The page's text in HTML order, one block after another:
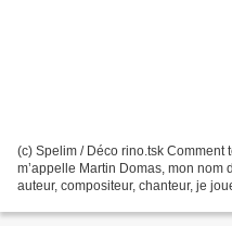
(c) Spelim / Déco rino.tsk Comment
m’appelle Martin Domas, mon nom
auteur, compositeur, chanteur, je